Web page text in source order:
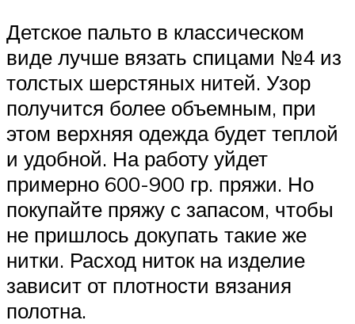
Детское пальто в классическом
виде лучше вязать спицами №4 из
толстых шерстяных нитей. Узор
получится более объемным, при
этом верхняя одежда будет теплой
и удобной. На работу уйдет
примерно 600-900 гр. пряжи. Но
покупайте пряжу с запасом, чтобы
не пришлось докупать такие же
нитки. Расход ниток на изделие
зависит от плотности вязания
полотна.